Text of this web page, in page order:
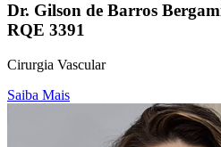
Dr. Gilson de Barros
RQE 3391
Cirurgia Vascular
Saiba Mais